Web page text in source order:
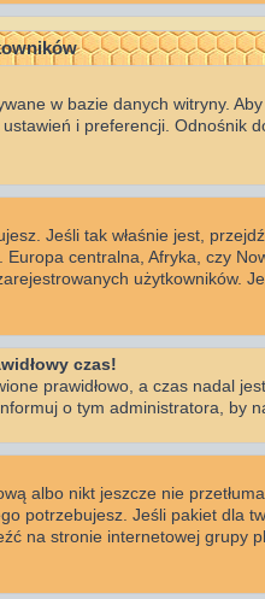
w bazie danych witryny.
i preferencji. Odnośnik
Jeśli tak właśnie jest,
centralna, Afryka, czy
użytkowników.
czas!
prawidłowo, a czas nadal
o tym administratora, by
albo nikt jeszcze nie
potrzebujesz. Jeśli pakiet dla
na stronie internetowej grupy